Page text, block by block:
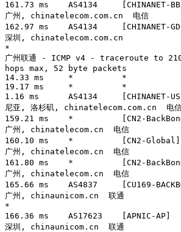
161.73 ms    AS4134     [CHINANET-
广州, chinatelecom.com.cn  电信
162.97 ms    AS4134     [CHINANET-
深圳, chinatelecom.com.cn
*
广州联通 - ICMP v4 - traceroute to
hops max, 52 byte packets
14.33 ms     *          *
19.17 ms     *          *
1.16 ms      AS4134     [CHINANET-
尼亚, 洛杉矶, chinatelecom.com.cn  电
159.21 ms    *          [CN2-
广州, chinatelecom.cn  电信
160.10 ms    *          [CN2-
广州, chinatelecom.cn  电信
161.80 ms    *          [CN2-
广州, chinatelecom.cn  电信
165.66 ms    AS4837     [CU169-
广州, chinaunicom.cn  联通
*
166.36 ms    AS17623    [APNIC-
深圳, chinaunicom.cn  联通